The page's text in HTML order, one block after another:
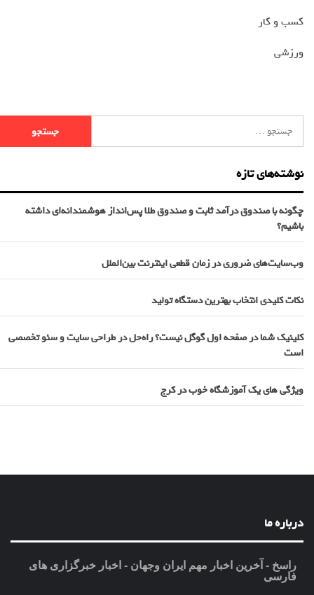
کسب و کار
ورزشی
نوشته‌های تازه
چگونه با صندوق درآمد ثابت و صندوق طلا پس‌انداز هوشمندانه‌ای داشته
باشیم؟
وب‌سایت‌های ضروری در زمان قطعی اینترنت بین‌الملل
نکات کلیدی انتخاب بهترین دستگاه تولید
کلینیک شما در صفحه اول گوگل نیست؟ راه‌حل در طراحی سایت و سئو تخصصی
است
ویژگی های یک آموزشگاه خوب در کرج
درباره ما
راسخ - آخرین اخبار مهم ایران وجهان - اخبار خبرگزاری های
فارسی